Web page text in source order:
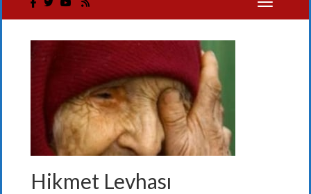
Hikmet Levhası